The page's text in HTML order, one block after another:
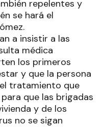
repelentes y
se hará el
a insistir a las
médica
los primeros
y que la persona
tratamiento que
que las brigadas
y de los
no se sigan